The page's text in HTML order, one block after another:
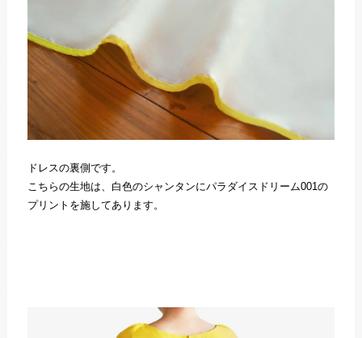
ドレスの裏側です。
こちらの生地は、白色のシャンタンにパラダイスドリーム001の
プリントを施してあります。